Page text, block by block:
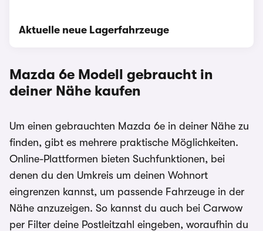
Aktuelle neue Lagerfahrzeuge
Mazda 6e Modell gebraucht in
deiner Nähe kaufen
Um einen gebrauchten Mazda 6e in deiner Nähe zu
finden, gibt es mehrere praktische Möglichkeiten.
Online-Plattformen bieten Suchfunktionen, bei
denen du den Umkreis um deinen Wohnort
eingrenzen kannst, um passende Fahrzeuge in der
Nähe anzuzeigen. So kannst du auch bei Carwow
per Filter deine Postleitzahl eingeben, woraufhin du